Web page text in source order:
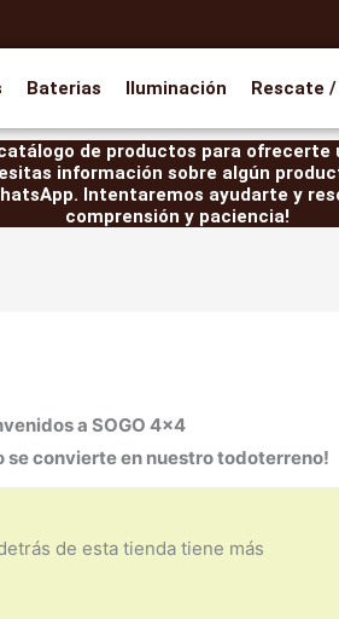
Baterias Iluminación Rescate
de productos para
información sobre algún
Intentaremos ayudarte y
comprensión y paciencia!
a SOGO 4×4
convierte en nuestro todoterreno!
de esta tienda tiene más